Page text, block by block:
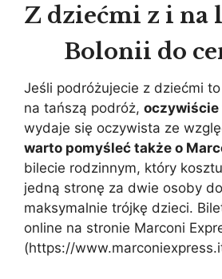
Z dziećmi z i na
Bolonii do
Jeśli podróżujecie z dziećmi
na tańszą podróż, oczywiście
wydaje się oczywista ze
warto pomyśleć także o
bilecie rodzinnym, który
jedną stronę za dwie osoby
maksymalnie trójkę dzieci.
online na stronie Marconi
(https://